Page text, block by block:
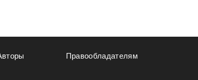
Правообладателям